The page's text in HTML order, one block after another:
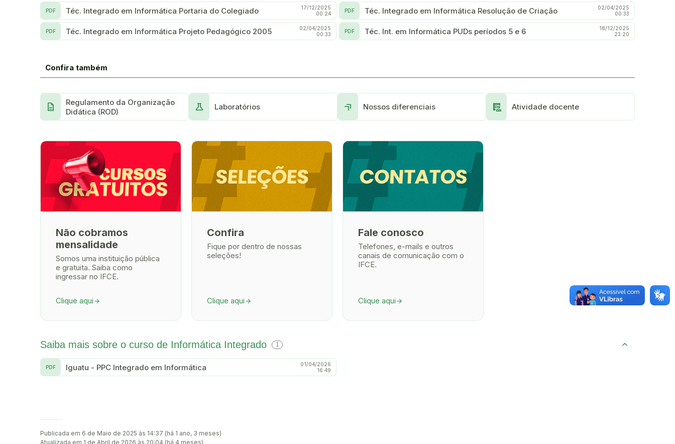
Téc. Integrado em Informática Portaria do Colegiado
PDF
17/12/2025
00:24
Téc. Integrado em Informática Projeto Pedagógico 2005
PDF
02/04/2025
00:33
Téc. Integrado em Informática Resolução de Criação
PDF
02/04/2025
00:33
Téc. Int. em Informática PUDs períodos 5 e 6
PDF
18/12/2025
23:20
Confira também
Description
Regulamento da Organização
Didática (ROD)
Science Laboratórios More_up Nossos diferenciais Clinical_Notes Atividade docente
Não cobramos
mensalidade
Somos uma instituição pública
e gratuita. Saiba como
ingressar no IFCE.
Clique aqui arrow_forward
Confira
Fique por dentro de nossas
seleções!
Clique aqui arrow_forward
Fale conosco
Telefones, e-mails e outros
canais de comunicação com o
IFCE.
Clique aqui arrow_forward
Saiba mais sobre o curso de Informática Integrado 1
Iguatu - PPC Integrado em Informática
PDF
01/04/2026
16:49
Publicada em 6 de Maio de 2025 às 14:37 (há 1 ano, 3 meses)
Atualizada em 1 de Abril de 2026 às 20:04 (há 4 meses)